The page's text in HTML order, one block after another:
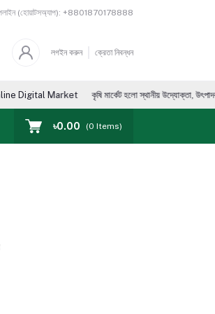
(হোয়াটসঅ্যাপ): +8801870178888
লগইন করুন ক্রেতা নিবন্ধন
কৃষি মার্কেট হলো স্থানীয় উদ্যোক্তা, উৎপাদক, ভোক্তা,
৳0.00 (0 Items)